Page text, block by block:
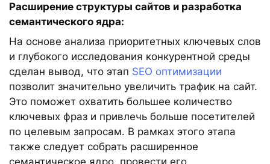
Расширение структуры сайтов и разработка
семантического ядра:
На основе анализа приоритетных ключевых слов
и глубокого исследования конкурентной среды
сделан вывод, что этап SEO оптимизации
позволит значительно увеличить трафик на сайт.
Это поможет охватить большее количество
ключевых фраз и привлечь больше посетителей
по целевым запросам. В рамках этого этапа
также следует собрать расширенное
семантическое ядро, провести его